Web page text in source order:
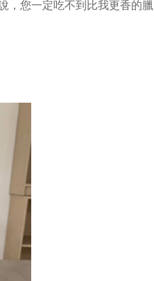
，您一定吃不到比我更香的臘